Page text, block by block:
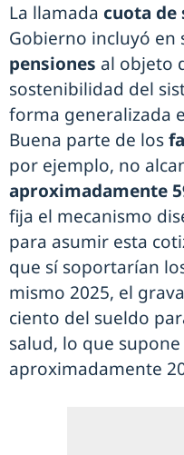
La llamada cuota
Gobierno incluyó en
pensiones al objeto
sostenibilidad del
forma generalizada
Buena parte de los
por ejemplo, no
aproximadamente
fija el mecanismo
para asumir esta
que sí soportarían
mismo 2025, el
ciento del sueldo
salud, lo que
aproximadamente